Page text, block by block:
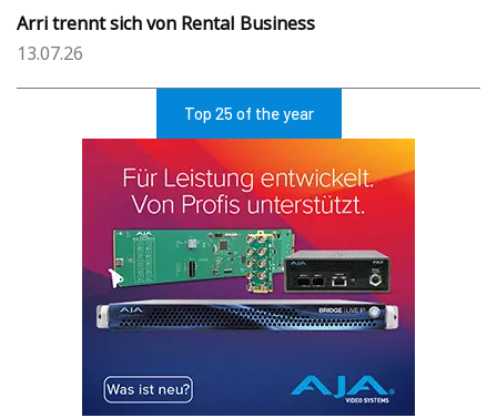
Arri trennt sich von Rental Business
13.07.26
Top 25 of the year